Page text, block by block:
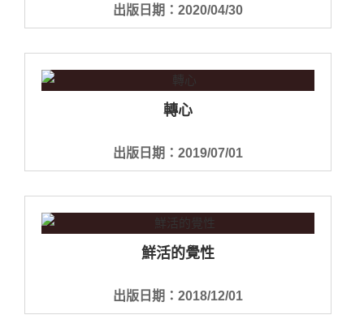
出版日期：2020/04/30
轉心
出版日期：2019/07/01
鮮活的覺性
出版日期：2018/12/01